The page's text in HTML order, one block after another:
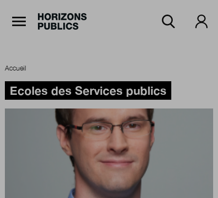
Accueil
Rubriques
Accueil
Ecoles des Services publics